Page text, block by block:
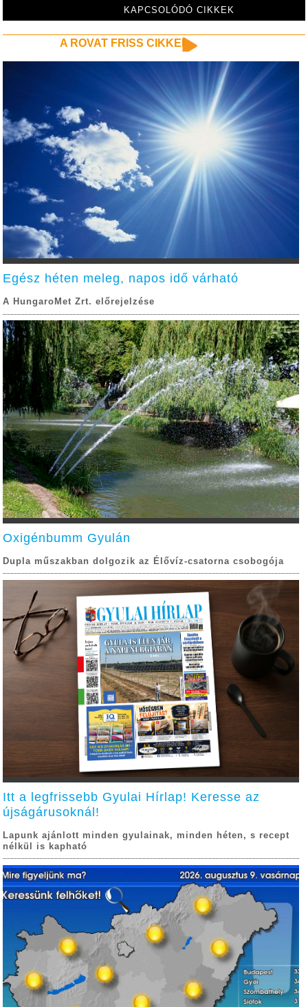
KAPCSOLÓDÓ CIKKEK
A ROVAT FRISS CIKKEI
Egész héten meleg, napos idő várható
A HungaroMet Zrt. előrejelzése
Oxigénbumm Gyulán
Dupla műszakban dolgozik az Élővíz-csatorna csobogója
Itt a legfrissebb Gyulai Hírlap! Keresse az
újságárusoknál!
Lapunk ajánlott minden gyulainak, minden héten, s recept
nélkül is kapható